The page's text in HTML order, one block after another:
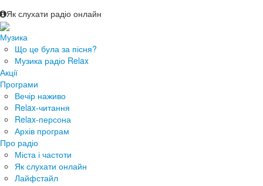
Як слухати радіо онлайн
Музика
Що це була за пісня?
Музика радіо Relax
Акції
Програми
Вечір наживо
Relax-читання
Relax-персона
Архів програм
Про радіо
Міста і частоти
Як слухати онлайн
Лайфстайл